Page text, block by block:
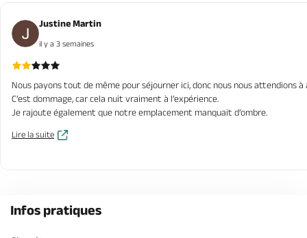
Justine Martin
il y a 3 semaines
Nous payons tout de même pour séjourner ici, donc nous nous attendions
C’est dommage, car cela nuit vraiment à l’expérience.
Je rajoute également que notre emplacement manquait d’ombre.
Lire la suite
Infos pratiques